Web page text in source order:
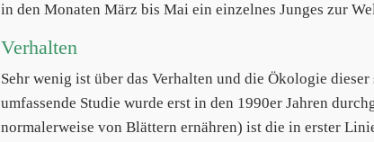
in den Monaten März bis Mai ein einzelnes Junges zur
Verhalten
Sehr wenig ist über das Verhalten und die Ökologie
umfassende Studie wurde erst in den 1990er Jahren
normalerweise von Blättern ernähren) ist die in erster